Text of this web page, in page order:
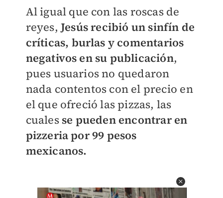
Al igual que con las roscas de
reyes, Jesús recibió un sinfín de
críticas, burlas y comentarios
negativos en su publicación,
pues usuarios no quedaron
nada contentos con el precio en
el que ofreció las pizzas, las
cuales se pueden encontrar en
pizzeria por 99 pesos
mexicanos.